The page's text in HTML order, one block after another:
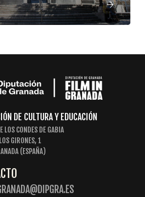
DE CULTURA Y EDUCACIÓN
LOS CONDES DE GABIA
GIRONES, 1
(ESPAÑA)